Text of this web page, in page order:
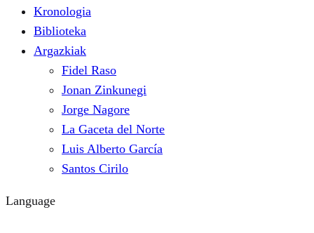
Kronologia
Biblioteka
Argazkiak
Fidel Raso
Jonan Zinkunegi
Jorge Nagore
La Gaceta del Norte
Luis Alberto García
Santos Cirilo
Language